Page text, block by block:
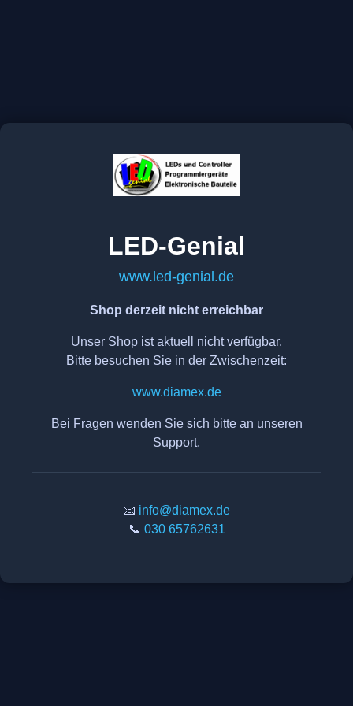
LED-Genial
www.led-genial.de
Shop derzeit nicht erreichbar
Unser Shop ist aktuell nicht verfügbar.
Bitte besuchen Sie in der Zwischenzeit:
www.diamex.de
Bei Fragen wenden Sie sich bitte an unseren
Support.
📧 info@diamex.de
📞 030 65762631